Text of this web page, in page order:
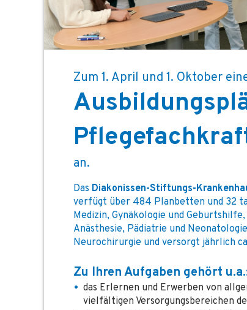
Zum 1. April und 1. Oktober
an.
Das Diakonissen-Stiftungs-
verfügt über 484 Planbetten und 32
Medizin, Gynäkologie und
Anästhesie, Pädiatrie und
Neurochirurgie und versorgt jährlich
Zu Ihren Aufgaben gehört
das Erlernen und Erwerben von
vielfältigen Versorgungsbereichen